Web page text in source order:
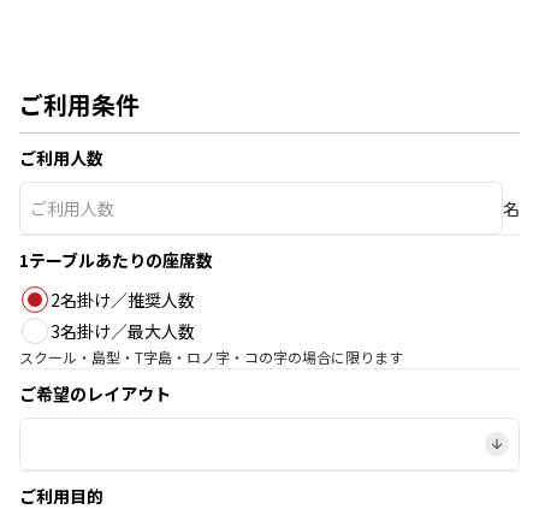
ご利用条件
ご利用人数
名
1テーブルあたりの座席数
2名掛け／推奨人数
3名掛け／最大人数
スクール・島型・T字島・ロノ字・コの字の場合に限ります
ご希望のレイアウト
ご利用目的